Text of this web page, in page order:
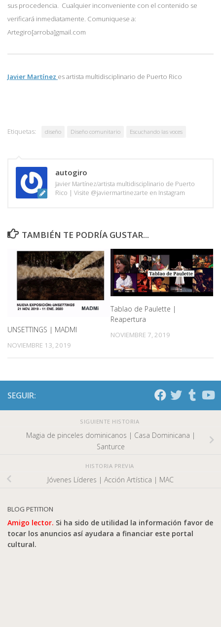
sus procedencia. Cualquier inconveniente con el contenido se
verificará inmediatamente. Comuniquese a:
Artegiro[arroba]gmail.com
Javier Martínez es artista multidisciplinario de Puerto Rico
Etiquetas: diseño Diseño comunitario Escuchando las voces
autogiro
Javier Martínez/artista multidisciplinario de Puerto
Rico | Visite @javiermartinezarte en Instagram
TAMBIÉN TE PODRÍA GUSTAR...
UNSETTINGS | MADMI
NOVIEMBRE 13, 2019
Tablao de Paulette |
Reapertura
NOVIEMBRE 7, 2019
SEGUIR:
SIGUIENTE HISTORIA
Magia de pinceles dominicanos | Casa Dominicana |
Santurce
HISTORIA PREVIA
Jóvenes Líderes | Acción Artística | MAC
BLOG PETITION
Amigo lector. Si ha sido de utilidad la información favor de
tocar los anuncios así ayudara a financiar este portal
cultural.